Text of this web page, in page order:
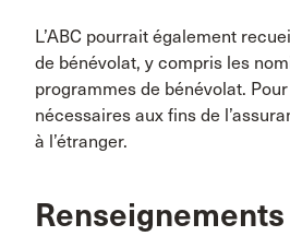
L’ABC pourrait également
de bénévolat, y compris les
programmes de bénévolat.
nécessaires aux fins de
à l’étranger.